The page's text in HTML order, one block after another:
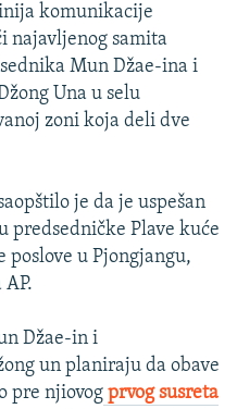
komunikacije
najavljenog samita
Mun Džae-ina i
Una u selu
zoni koja deli dve
je da je uspešan
predsedničke Plave kuće
poslove u Pjongjangu,
Džae-in i
un planiraju da obave
pre njiovog prvog susreta